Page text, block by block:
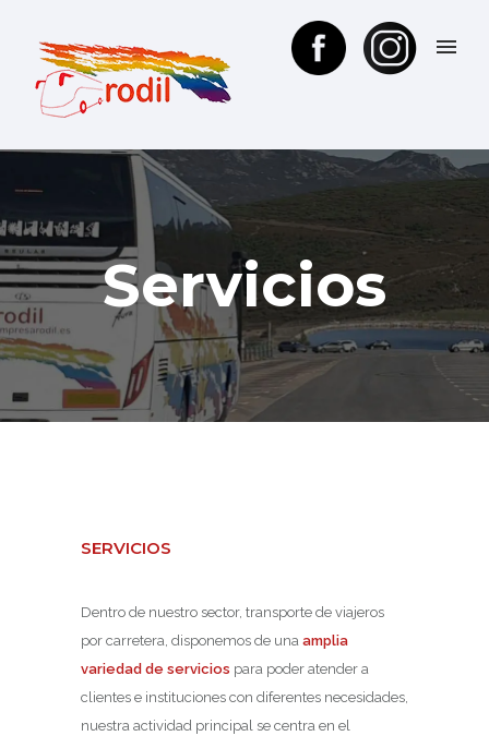
Servicios
SERVICIOS
Dentro de nuestro sector, transporte de viajeros
por carretera, disponemos de una amplia
variedad de servicios para poder atender a
clientes e instituciones con diferentes necesidades,
nuestra actividad principal se centra en el